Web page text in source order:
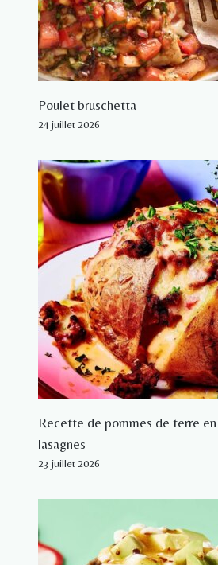
Poulet bruschetta
24 juillet 2026
Recette de pommes de terre
lasagnes
23 juillet 2026